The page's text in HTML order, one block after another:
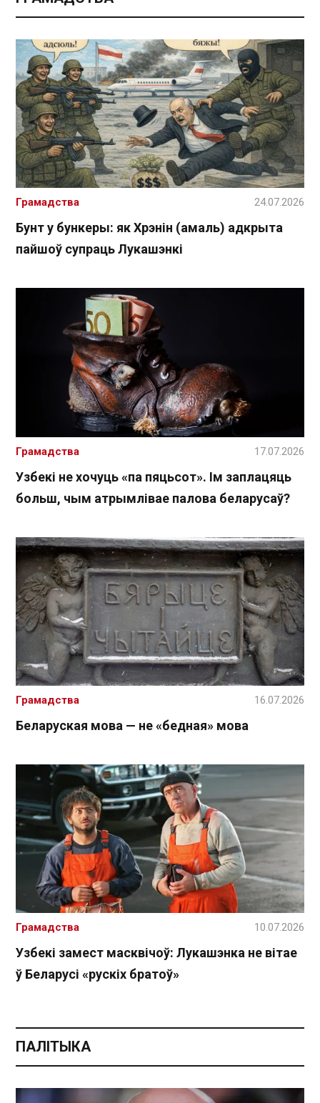
Бунт у бункеры: як Хрэнін (амаль) адкрыта
пайшоў супраць Лукашэнкі
Грамадства 24.07.2026
Узбекі не хочуць «па пяцьсот». Ім заплацяць
больш, чым атрымлівае палова беларусаў?
Грамадства 17.07.2026
Беларуская мова — не «бедная» мова
Грамадства 16.07.2026
Узбекі замест масквічоў: Лукашэнка не вітае
ў Беларусі «рускіх братоў»
Грамадства 10.07.2026
ПАЛІТЫКА